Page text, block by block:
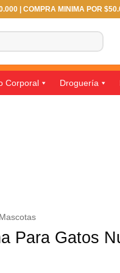
| COMPRA MINIMA POR
Corporal Droguería
Mascotas
Para Gatos